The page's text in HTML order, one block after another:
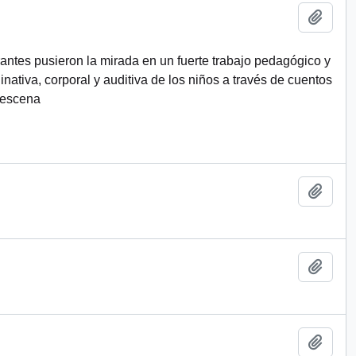
pusieron la mirada en un fuerte trabajo pedagógico y
corporal y auditiva de los niños a través de cuentos